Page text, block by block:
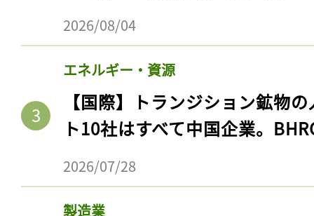
2026/08/04
エネルギー・資源
【国際】トランジション鉱物
ト10社はすべて中国企業。
2026/07/28
製造業